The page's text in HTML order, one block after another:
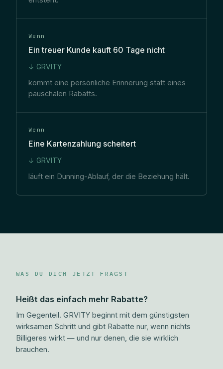
Wenn
Ein treuer Kunde kauft 60 Tage nicht
↓ GRVITY
kommt eine persönliche Erinnerung statt eines
pauschalen Rabatts.
Wenn
Eine Kartenzahlung scheitert
↓ GRVITY
läuft ein Dunning-Ablauf, der die Beziehung hält.
WAS DU DICH JETZT FRAGST
Heißt das einfach mehr Rabatte?
Im Gegenteil. GRVITY beginnt mit dem günstigsten
wirksamen Schritt und gibt Rabatte nur, wenn nichts
Billigeres wirkt — und nur denen, die sie wirklich
brauchen.